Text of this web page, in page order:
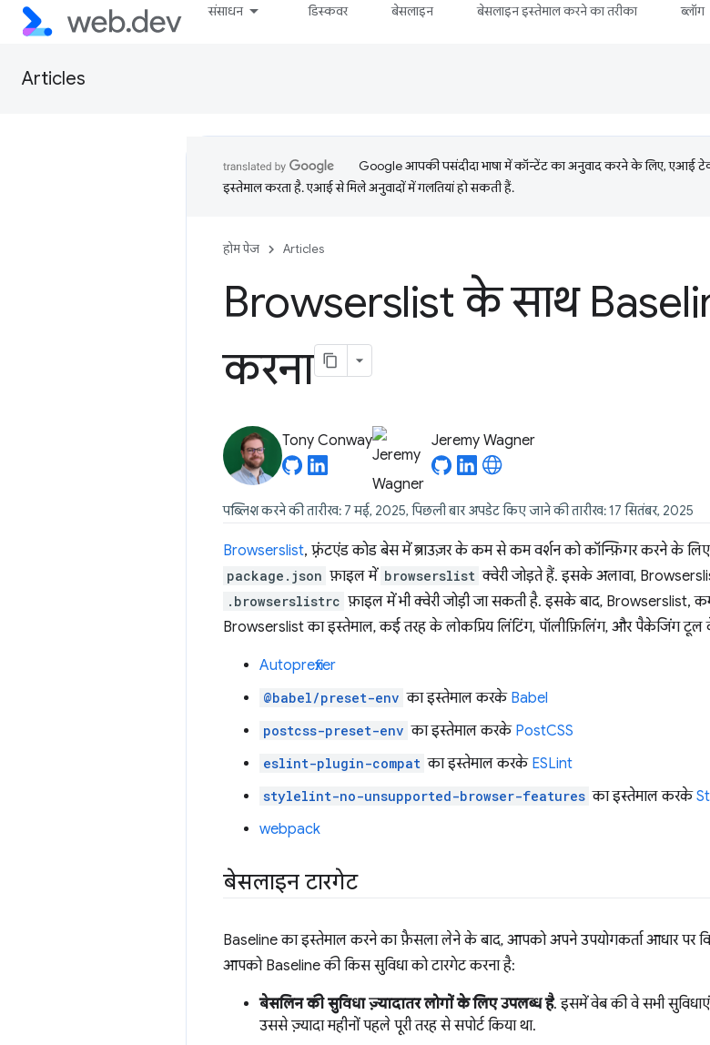
संसाधन डिस्कवर बेसलाइन बेसलाइन इस्तेमाल करने का तरीका ब्लॉग
Articles
Google आपकी पसंदीदा भाषा में कॉन्टेंट का अनुवाद करने के लिए, एआई
इस्तेमाल करता है. एआई से मिले अनुवादों में गलतियां हो सकती हैं.
होम पेज Articles
Browserslist के साथ
करना
Tony Conway Jeremy Wagner
पब्लिश करने की तारीख: 7 मई, 2025, पिछली बार अपडेट किए जाने की तारीख: 17 सितंबर, 2025
Browserslist, फ़्रंटएंड कोड बेस में ब्राउज़र के कम से कम वर्शन को कॉन्फ़िगर करने के
package.json फ़ाइल में browserslist क्वेरी जोड़ते हैं. इसके अलावा,
.browserslistrc फ़ाइल में भी क्वेरी जोड़ी जा सकती है. इसके बाद, Browserslist,
Browserslist का इस्तेमाल, कई तरह के लोकप्रिय लिंटिंग, पॉलीफ़िलिंग, और पैकेजिंग
Autoprefixer
@babel/preset-env का इस्तेमाल करके Babel
postcss-preset-env का इस्तेमाल करके PostCSS
eslint-plugin-compat का इस्तेमाल करके ESLint
stylelint-no-unsupported-browser-features का इस्तेमाल करके
webpack
बेसलाइन टारगेट
Baseline का इस्तेमाल करने का फ़ैसला लेने के बाद, आपको अपने उपयोगकर्ता आधार पर
आपको Baseline की किस सुविधा को टारगेट करना है:
बेसलिन की सुविधा ज़्यादातर लोगों के लिए उपलब्ध है. इसमें वेब की वे सभी
उससे ज़्यादा महीनों पहले पूरी तरह से सपोर्ट किया था.